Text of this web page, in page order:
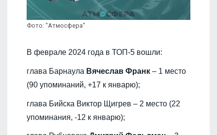
Фото: "Атмосфера"
В феврале 2024 года в ТОП-5 вошли:
глава Барнаула Вячеслав Франк – 1 место
(90 упоминаний, +17 к январю);
глава Бийска Виктор Щигрев – 2 место (22
упоминания, -12 к январю);